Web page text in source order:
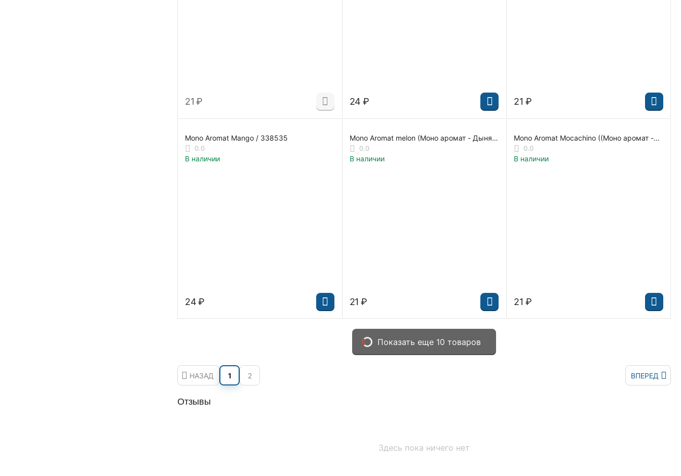
‍21‍ ₽ ‍24‍ ₽ ‍21‍ ₽
Mono Aromat Mango / 338535
0.0
В наличии
‍24‍ ₽
Mono Aromat melon (Моно аромат - Дыня)
338259, 339179
0.0
В наличии
‍21‍ ₽
Mono Aromat Mocachino ((Моно аромат -
МОККАЧИНО) 704113
0.0
В наличии
‍21‍ ₽
Показать еще 10 товаров
НАЗАД 1 2 ВПЕРЕД
Отзывы
Здесь пока ничего нет